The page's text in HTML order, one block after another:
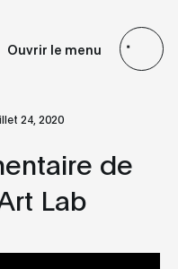
Ouvrir le menu
24, 2020
de
Lab